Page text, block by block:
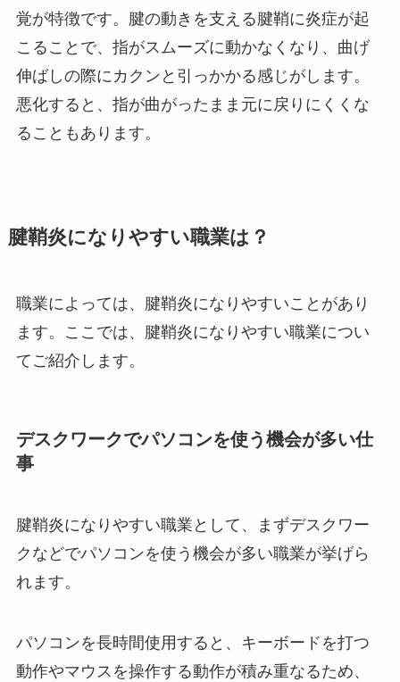
覚が特徴です。腱の動きを支える腱鞘に炎症が起
こることで、指がスムーズに動かなくなり、曲げ
伸ばしの際にカクンと引っかかる感じがします。
悪化すると、指が曲がったまま元に戻りにくくな
ることもあります。
腱鞘炎になりやすい職業は？
職業によっては、腱鞘炎になりやすいことがあり
ます。ここでは、腱鞘炎になりやすい職業につい
てご紹介します。
デスクワークでパソコンを使う機会が多い仕
事
腱鞘炎になりやすい職業として、まずデスクワー
クなどでパソコンを使う機会が多い職業が挙げら
れます。
パソコンを長時間使用すると、キーボードを打つ
動作やマウスを操作する動作が積み重なるため、